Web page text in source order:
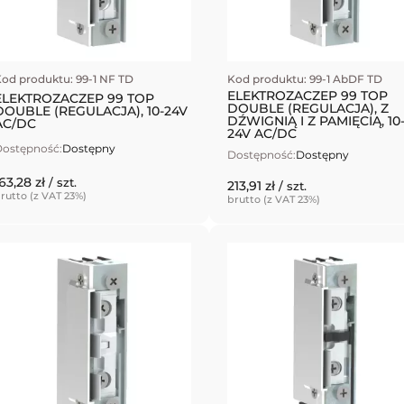
produktu: 99-1 NF TD
99 TOP
(REGULACJA), 10-24V
DC
Dostępny
zł / szt.
(z VAT 23%)
Kod produktu: 99-1 AbDF TD
ELEKTROZACZEP 99 TOP
DOUBLE (REGULACJA), Z
DŹWIGNIĄ I Z PAMIĘCIĄ, 10-
24V AC/DC
Dostępność:Dostępny
213,91 zł / szt.
brutto (z VAT 23%)